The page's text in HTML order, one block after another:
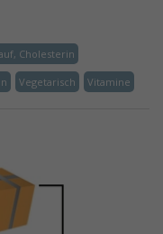
Cholesterin
Vegetarisch Vitamine